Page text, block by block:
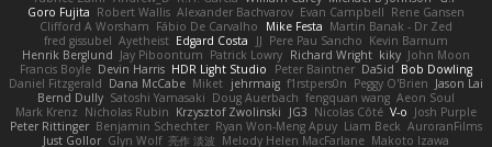
Goro Fujita Robert Wallis Alexander Bachvarov Evan Campbell Rene Gansen
Clifford A Worsham Fábio De Carvalho Mike Festa Martin Banak - Dr Zed
fred gissubel Ayetheist Edgard Costa JJ Pere Pau Sancho Kevin Barnum
Henrik Berglund Jay Piboontum Patrick Lowry Richard Wright kiky John Moon
Francis Boyle Devin Harris HDR Light Studio Peter Baintner Da5id Bob Dowling
Daniel Fitzgerald Dana McCabe Miket jehrmaig f1rstpers0n Peggy O'Brien Jason Lai
Bernd Dully Satoshi Yamasaki Doug Auerbach fengquan wang Aeon Soul
Mark Krenz Nicholas Rubin Krzysztof Zwolinski JG3 Nicolas Côté V-o Josh Purple
Peter Rittinger Benjamin Schechter Ryan Won-Meng Apuy Liam Beck AuroranFilms
Just Gollor Glyn Wolf 亮作 淡波 Melody Helen MacFarlane Makoto Izawa